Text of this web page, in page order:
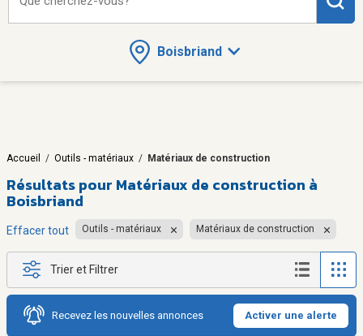
Boisbriand
Accueil / Outils - matériaux / Matériaux de construction
Résultats pour Matériaux de construction à
Boisbriand
Effacer tout Outils - matériaux Matériaux de construction
Trier et Filtrer
Recevez les nouvelles annonces Activer une alerte